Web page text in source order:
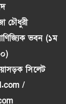
চৌধুরী
ভবন (১ম
সিলেট
/